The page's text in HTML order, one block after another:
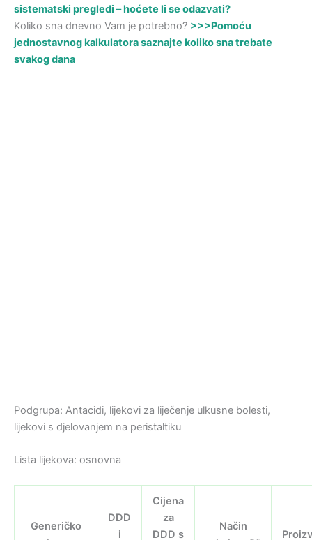
sistematski pregledi – hoćete li se odazvati?
Koliko sna dnevno Vam je potrebno? >>>Pomoću
jednostavnog kalkulatora saznajte koliko sna trebate
svakog dana
Podgrupa: Antacidi, lijekovi za liječenje ulkusne bolesti,
lijekovi s djelovanjem na peristaltiku
Lista lijekova: osnovna
Generičko
DDD
i
Cijena
za
DDD s
Način